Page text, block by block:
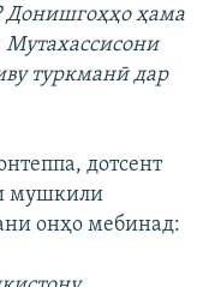
Донишгоҳҳо ҳама
Мутахассисони
туркманӣ дар
дотсент
мушкили
онҳо мебинад: